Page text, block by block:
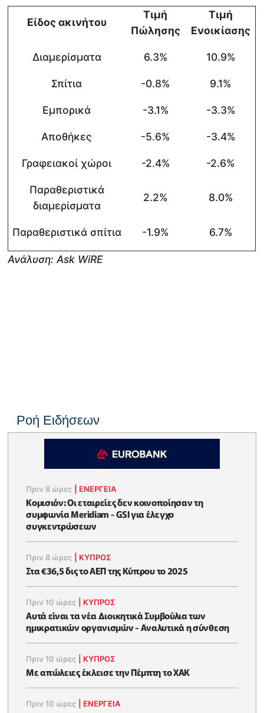
Είδος ακινήτου
Τιμή
Πώλησης
Τιμή
Ενοικίασης
Διαμερίσματα 6.3% 10.9%
Σπίτια -0.8% 9.1%
Εμπορικά -3.1% -3.3%
Αποθήκες -5.6% -3.4%
Γραφειακοί χώροι -2.4% -2.6%
Παραθεριστικά
διαμερίσματα
2.2% 8.0%
Παραθεριστικά σπίτια -1.9% 6.7%
Ανάλυση:Ask WiRE
Ροή Ειδήσεων
Πριν 8 ώρες ΕΝΈΡΓΕΙΑ
Κομισιόν: Οι εταιρείες δεν κοινοποίησαν τη
συμφωνία Meridiam - GSI για έλεγχο
συγκεντρώσεων
Πριν 8 ώρες ΚΥΠΡΟΣ
Στα €36,5 δις το ΑΕΠ της Κύπρου το 2025
Πριν 10 ώρες ΚΥΠΡΟΣ
Αυτά είναι τα νέα Διοικητικά Συμβούλια των
ημικρατικών οργανισμών - Αναλυτικά η σύνθεση
Πριν 10 ώρες ΚΥΠΡΟΣ
Με απώλειες έκλεισε την Πέμπτη το ΧΑΚ
Πριν 10 ώρες ΕΝΈΡΓΕΙΑ